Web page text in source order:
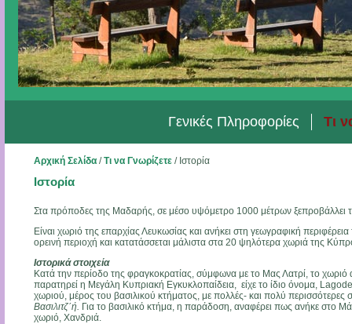
Γενικές Πληροφορίες Τι
Αρχική Σελίδα/Τι να Γνωρίζετε/ Ιστορία
Ιστορία
Στα πρόποδες της Μαδαρής, σε μέσο υψόμετρο 1000 μέτρων ξεπροβάλλει
Είναι χωριό της επαρχίας Λευκωσίας και ανήκει στη γεωγραφική
ορεινή περιοχή και κατατάσσεται μάλιστα στα 20 ψηλότερα χωριά της
Ιστορικά στοιχεία
Κατά την περίοδο της φραγκοκρατίας, σύμφωνα με το Μας Λατρί, το χωριό
παρατηρεί η Μεγάλη Κυπριακή Εγκυκλοπαίδεια, είχε το ίδιο όνομα,
χωριού, μέρος του βασιλικού κτήματος, με πολλές- και πολύ περισσότερες
Βασιλιτζ΄ή. Για το βασιλικό κτήμα, η παράδοση, αναφέρει πως ανήκε στο
χωριό, Χανδριά.